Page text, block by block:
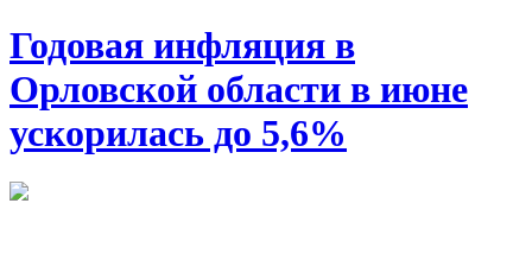
Годовая инфляция в
Орловской области в июне
ускорилась до 5,6%